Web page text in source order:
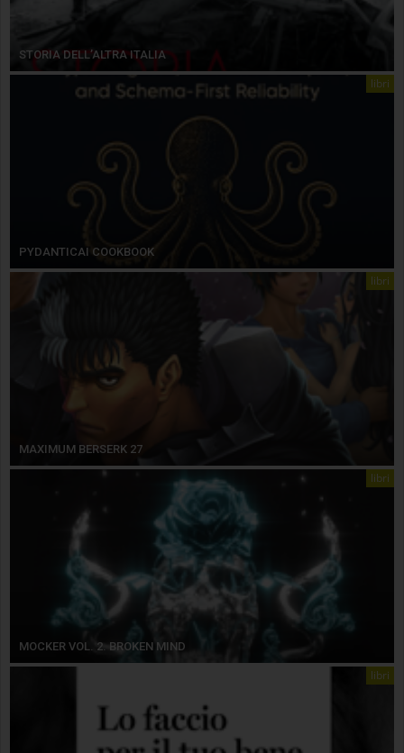
STORIA DELL’ALTRA ITALIA
libri
PYDANTICAI COOKBOOK
libri
MAXIMUM BERSERK 27
libri
MOCKER VOL. 2. BROKEN MIND
libri